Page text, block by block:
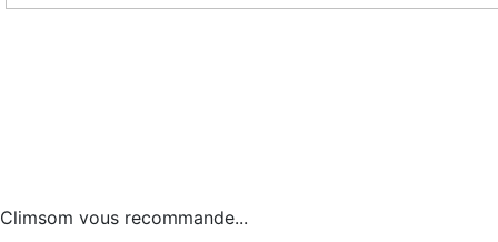
Climsom vous recommande...